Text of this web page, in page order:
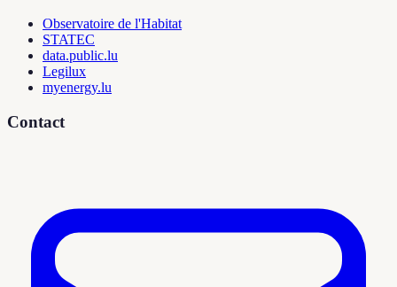
Observatoire de l'Habitat
STATEC
data.public.lu
Legilux
myenergy.lu
Contact